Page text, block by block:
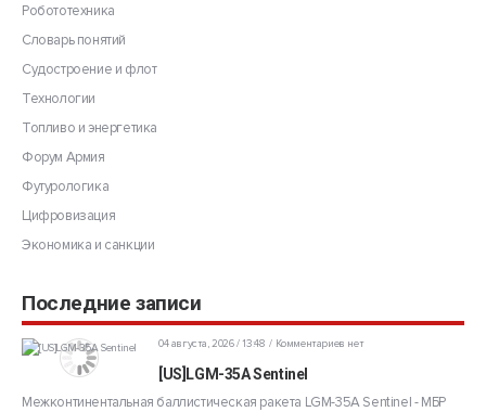
Робототехника
Словарь понятий
Судостроение и флот
Технологии
Топливо и энергетика
Форум Армия
Футурологика
Цифровизация
Экономика и санкции
Последние записи
04 августа, 2026 / 13:48 Комментариев нет
[US]LGM-35A Sentinel
Межконтинентальная баллистическая ракета LGM-35A Sentinel - МБР